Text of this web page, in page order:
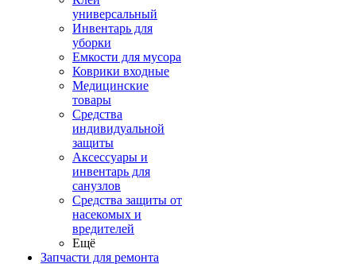
универсальный
Инвентарь для
уборки
Емкости для мусора
Коврики входные
Медицинские
товары
Средства
индивидуальной
защиты
Аксессуары и
инвентарь для
санузлов
Средства защиты от
насекомых и
вредителей
Ещё
Запчасти для ремонта